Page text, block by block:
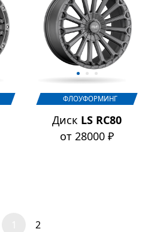
ФЛОУФОРМИНГ
Диск LS RC80
от 28000 ₽
2